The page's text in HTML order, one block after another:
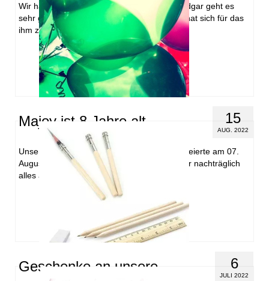
Wir haben einen Brief von Edgar erhalten. Edgar geht es
sehr gut. Er ist nun im dritten Schuljahr und hat sich für das
ihm zugeschickte Spiel bedankt.
15
AUG. 2022
Majoy ist 8 Jahre alt
Unser Patenkind Majoy aus den Philippinen feierte am 07.
August ihren 8. Geburtstag. Wir wünschen ihr nachträglich
alles alles Gute.
6
JULI 2022
Geschenke an unsere